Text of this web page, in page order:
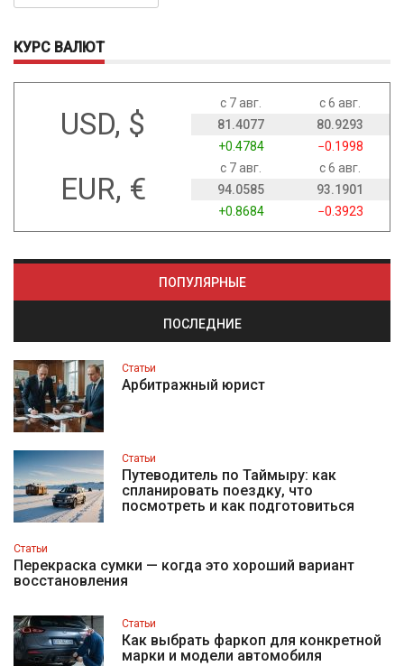
КУРС ВАЛЮТ
USD, $
с 7 авг.
с 6 авг.
81.4077
80.9293
+0.4784
−0.1998
EUR, €
с 7 авг.
с 6 авг.
94.0585
93.1901
+0.8684
−0.3923
ПОПУЛЯРНЫЕ
ПОСЛЕДНИЕ
Статьи
Арбитражный юрист
Статьи
Путеводитель по Таймыру: как
спланировать поездку, что
посмотреть и как подготовиться
Статьи
Перекраска сумки — когда это хороший вариант
восстановления
Статьи
Как выбрать фаркоп для конкретной
марки и модели автомобиля